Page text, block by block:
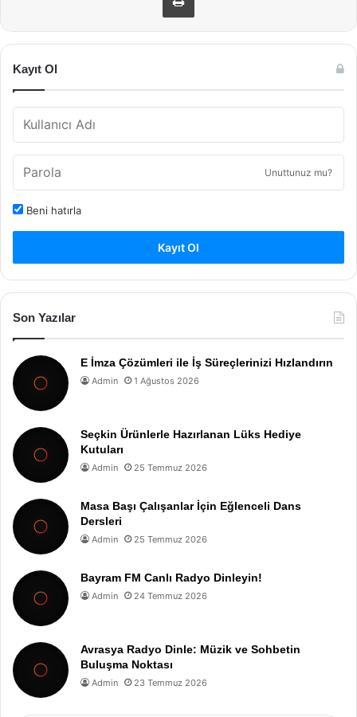
Kayıt Ol
Unuttunuz mu?
Beni hatırla
Kayıt Ol
Son Yazılar
E İmza Çözümleri ile İş Süreçlerinizi Hızlandırın
Admin 1 Ağustos 2026
Seçkin Ürünlerle Hazırlanan Lüks Hediye
Kutuları
Admin 25 Temmuz 2026
Masa Başı Çalışanlar İçin Eğlenceli Dans
Dersleri
Admin 25 Temmuz 2026
Bayram FM Canlı Radyo Dinleyin!
Admin 24 Temmuz 2026
Avrasya Radyo Dinle: Müzik ve Sohbetin
Buluşma Noktası
Admin 23 Temmuz 2026